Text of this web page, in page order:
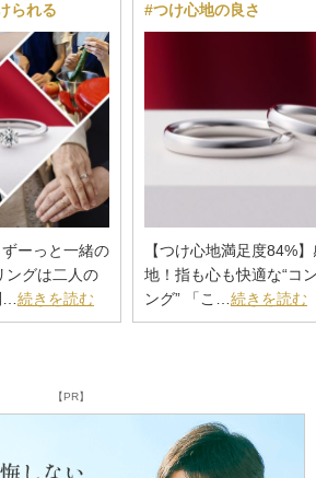
られる
ずーっと一緒の
ングは二人の
続きを読む
#つけ心地の良さ
【つけ心地満足度84%
地！指も心も快適な“コ
ング” 「こ… 続きを読む
【PR】